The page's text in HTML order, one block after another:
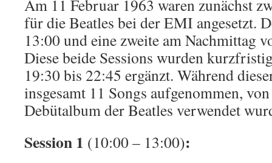
Am 11 Februar 1963 waren zunächst
für die Beatles bei der EMI angesetzt.
13:00 und eine zweite am Nachmittag
Diese beide Sessions wurden
19:30 bis 22:45 ergänzt. Während
insgesamt 11 Songs aufgenommen,
Debütalbum der Beatles verwendet
Session 1 (10:00 – 13:00):